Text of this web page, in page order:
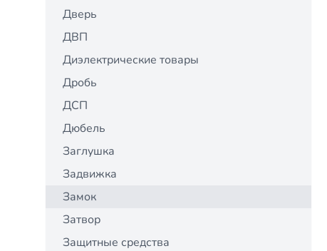
Дверь
ДВП
Диэлектрические товары
Дробь
ДСП
Дюбель
Заглушка
Задвижка
Замок
Затвор
Защитные средства